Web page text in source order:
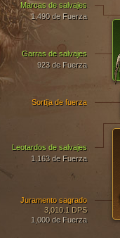
Marcas de salvajes
1,490 de Fuerza
Garras de salvajes
923 de Fuerza
Leotardos de salvajes
1,163 de Fuerza
Juramento sagrado
3,010.1 DPS
1,000 de Fuerza
Sortija de fuerza